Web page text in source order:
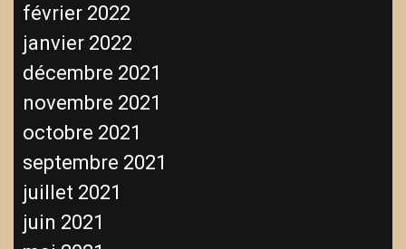
février 2022
janvier 2022
décembre 2021
novembre 2021
octobre 2021
septembre 2021
juillet 2021
juin 2021